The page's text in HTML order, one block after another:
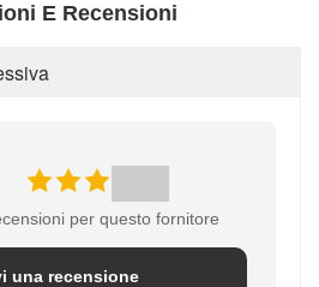
E Recensioni
per questo fornitore
una recensione